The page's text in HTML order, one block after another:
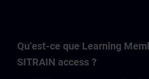
Qu’est-ce que Learning
SITRAIN access ?